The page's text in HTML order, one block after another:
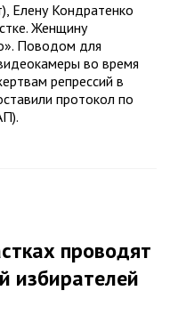
Елену Кондратенко
Женщину
Поводом для
во время
репрессий в
протокол по
проводят
избирателей